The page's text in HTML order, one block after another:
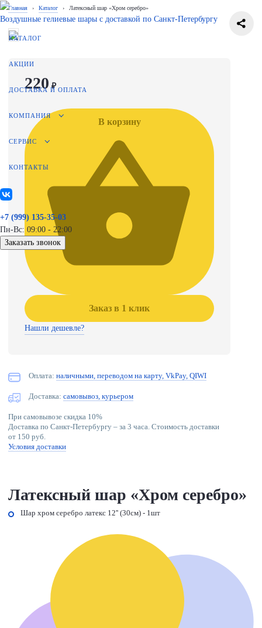
Воздушные гелиевые шары с доставкой по Санкт-Петербургу
КАТАЛОГ
АКЦИИ
ДОСТАВКА И ОПЛАТА
КОМПАНИЯ
СЕРВИС
КОНТАКТЫ
+7 (999) 135-35-03
Пн-Вс: 09:00 - 22:00
Заказать звонок
Главная › Каталог › Латексный шар «Хром серебро»
Латексный шар «Хром серебро»
Шар хром серебро латекс 12'' (30см) - 1шт
220 ₽
В корзину
Заказ в 1 клик
Нашли дешевле?
Оплата: наличными, переводом на карту, VkPay, QIWI
Доставка: самовывоз, курьером
При самовывозе скидка 10%
Доставка по Санкт-Петербургу – за 3 часа. Стоимость доставки
от 150 руб.
Условия доставки